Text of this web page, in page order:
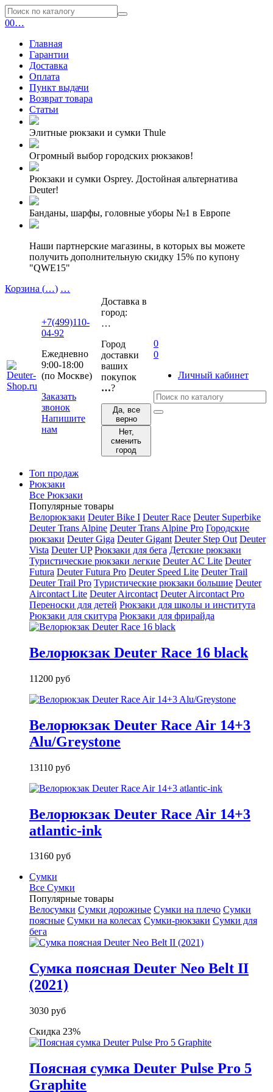
00…
Главная
Гарантии
Доставка
Оплата
Пункт выдачи
Возврат товара
Статьи
Элитные рюкзаки и сумки Thule
Огромный выбор городских рюкзаков!
Рюкзаки и сумки Osprey. Достойная альтернатива
Deuter!
Банданы, шарфы, головные уборы №1 в Европе
Наши партнерские магазины, в которых вы можете
получить дополнительную скидку 15% по купону
"QWE15"
Корзина (…) …
+7(499)110-
04-92
Ежедневно
9:00-18:00
(по Москве)
Заказать
звонок
Напишите
нам
Доставка в
город:
…
Город
доставки
ваших
покупок
…?
Да, все
верно
Нет,
сменить
город
0
0
Личный кабинет
Топ продаж
Рюкзаки
Все Рюкзаки
Популярные товары
Велорюкзаки Deuter Bike I Deuter Race Deuter Superbike
Deuter Trans Alpine Deuter Trans Alpine Pro Городские
рюкзаки Deuter Giga Deuter Gigant Deuter Step Out Deuter
Vista Deuter UP Рюкзаки для бега Детские рюкзаки
Туристические рюкзаки легкие Deuter AС Lite Deuter
Futura Deuter Futura Pro Deuter Speed Lite Deuter Trail
Deuter Trail Pro Туристические рюкзаки большие Deuter
Aircontact Lite Deuter Aircontact Deuter Aircontact Pro
Переноски для детей Рюкзаки для школы и института
Рюкзаки для скитура Рюкзаки для фрирайда
Велорюкзак Deuter Race 16 black
11200 руб
Велорюкзак Deuter Race Air 14+3
Alu/Greystone
13110 руб
Велорюкзак Deuter Race Air 14+3
atlantic-ink
13160 руб
Сумки
Все Сумки
Популярные товары
Велосумки Сумки дорожные Сумки на плечо Сумки
поясные Сумки на колесах Сумки-рюкзаки Сумки для
бега
Сумка поясная Deuter Neo Belt II
(2021)
3030 руб
Скидка 23%
Поясная сумка Deuter Pulse Pro 5
Graphite